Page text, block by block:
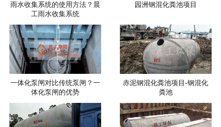
雨水收集系统的使用方法？晨
工雨水收集系统
园洲钢混化粪池项目
一体化泵闸对比传统泵闸？一
体化泵闸的优势
赤泥钢混化粪池项目-钢混化
粪池